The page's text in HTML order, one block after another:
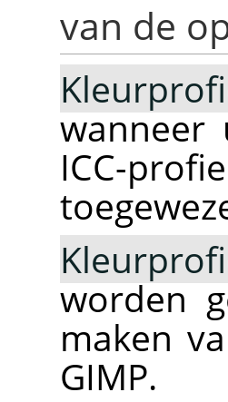
van de
ICC-
worden
maken
GIMP.